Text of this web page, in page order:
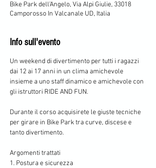
Bike Park dell’Angelo, Via Alpi Giulie, 33018
Camporosso In Valcanale UD, Italia
Info sull'evento
Un weekend di divertimento per tutti i ragazzi
dai 12 ai 17 anni in un clima amichevole
insieme a uno staff dinamico e amichevole con
gli istruttori RIDE AND FUN.
Durante il corso acquisirete le giuste tecniche
per girare in Bike Park tra curve, discese e
tanto divertimento.
Argomenti trattati
1.⁠ ⁠Postura e sicurezza